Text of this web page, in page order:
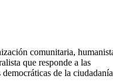
comunitaria,
que responde a las
democráticas de la